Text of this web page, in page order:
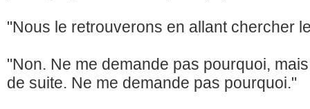
"Nous le retrouverons en allant chercher
"Non. Ne me demande pas pourquoi,
de suite. Ne me demande pas pourquoi."